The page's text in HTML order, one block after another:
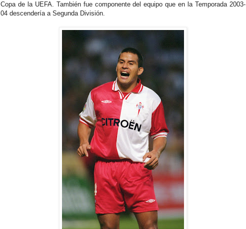
Copa de la UEFA. También fue componente del equipo que en la Temporada 2003-
04 descendería a Segunda División.